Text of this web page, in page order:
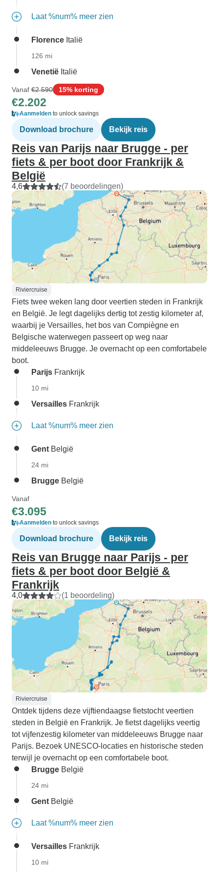
Laat %num% meer zien
Florence Italië
126 mi
Venetië Italië
Vanaf €2.590 15% korting
€2.202
Aanmelden to unlock savings
Download brochure Bekijk reis
Reis van Parijs naar Brugge - per
fiets & per boot door Frankrijk &
België
4,6 (7 beoordelingen)
Riviercruise
Fiets twee weken lang door veertien steden in Frankrijk
en België. Je legt dagelijks dertig tot zestig kilometer af,
waarbij je Versailles, het bos van Compiègne en
Belgische waterwegen passeert op weg naar
middeleeuws Brugge. Je overnacht op een comfortabele
boot.
Parijs Frankrijk
10 mi
Versailles Frankrijk
Laat %num% meer zien
Gent België
24 mi
Brugge België
Vanaf
€3.095
Aanmelden to unlock savings
Download brochure Bekijk reis
Reis van Brugge naar Parijs - per
fiets & per boot door België &
Frankrijk
4,0 (1 beoordeling)
Riviercruise
Ontdek tijdens deze vijftiendaagse fietstocht veertien
steden in België en Frankrijk. Je fietst dagelijks veertig
tot vijfenzestig kilometer van middeleeuws Brugge naar
Parijs. Bezoek UNESCO-locaties en historische steden
terwijl je overnacht op een comfortabele boot.
Brugge België
24 mi
Gent België
Laat %num% meer zien
Versailles Frankrijk
10 mi